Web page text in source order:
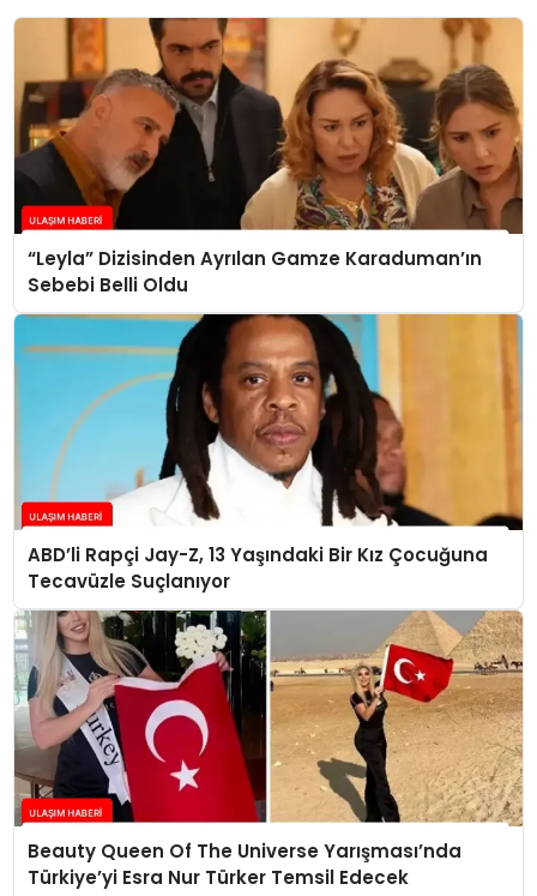
“Leyla” Dizisinden Ayrılan Gamze Karaduman’ın
Sebebi Belli Oldu
ABD’li Rapçi Jay-Z, 13 Yaşındaki Bir Kız Çocuğuna
Tecavüzle Suçlanıyor
Beauty Queen Of The Universe Yarışması’nda
Türkiye’yi Esra Nur Türker Temsil Edecek